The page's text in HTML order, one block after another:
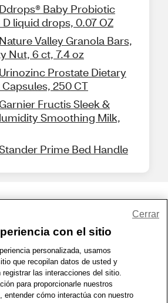
Baby Probiotic
liquid drops, 0.07 OZ
Valley Granola Bars,
Nut, 6 ct, 7.4 oz
Prostate Dietary
250 CT
Fructis Sleek &
Smoothing Milk,
Prime Bed Handle
| Términos de Uso | Accesibilidad
| WA Privacy Policy | Mapa del sitio
| © 1999 - 2026 CVS.com
con el sitio
personalizada, usamos
que recopilan datos de usted y
registrar las interacciones del sitio.
para proporcionarle nuestros
entender cómo interactúa con nuestro
Cerrar